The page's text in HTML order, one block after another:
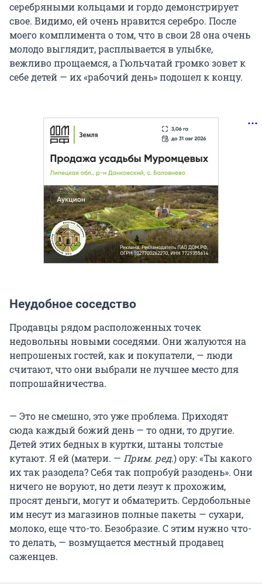
серебряными кольцами и гордо демонстрирует
свое. Видимо, ей очень нравится серебро. После
моего комплимента о том, что в свои 28 она очень
молодо выглядит, расплывается в улыбке,
вежливо прощаемся, а Гюльчатай громко зовет к
себе детей — их «рабочий день» подошел к концу.
Неудобное соседство
Продавцы рядом расположенных точек
недовольны новыми соседями. Они жалуются на
непрошеных гостей, как и покупатели, — люди
считают, что они выбрали не лучшее место для
попрошайничества.
— Это не смешно, это уже проблема. Приходят
сюда каждый божий день — то одни, то другие.
Детей этих бедных в куртки, штаны толстые
кутают. Я ей (матери. — Прим. ред.) ору: «Ты какого
их так разодела? Себя так попробуй разодень». Они
ничего не воруют, но дети лезут к прохожим,
просят деньги, могут и обматерить. Сердобольные
им несут из магазинов полные пакеты — сухари,
молоко, еще что-то. Безобразие. С этим нужно что-
то делать, — возмущается местный продавец
саженцев.